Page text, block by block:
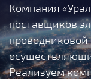
Компания
поставщиков
проводниковой
Реализуем